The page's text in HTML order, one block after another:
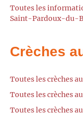
Toutes les
Saint-Pardoux-du-
Crèches
Toutes les crèches
Toutes les crèches
Toutes les crèches